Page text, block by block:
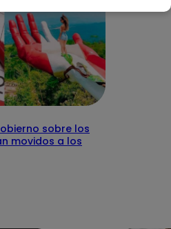
sobre los
movidos a los